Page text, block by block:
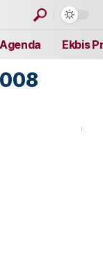
Agenda Ekbis